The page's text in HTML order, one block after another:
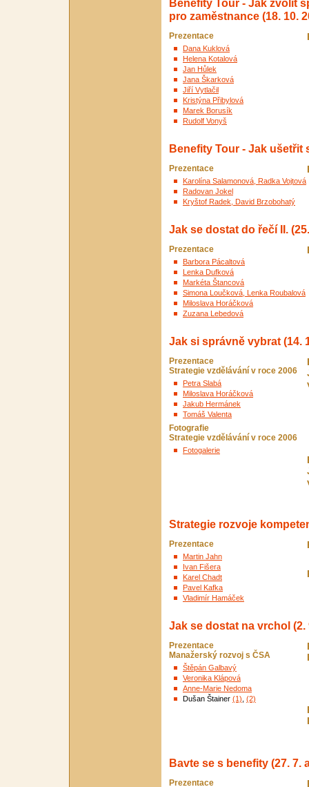
Benefity Tour - Jak zvolit
pro zaměstnance (18. 10.
Prezentace
Dana Kuklová
Helena Kotalová
Jan Hůlek
Jana Škarková
Jiří Vytlačil
Kristýna Přibylová
Marek Borusík
Rudolf Vonyš
Benefity Tour - Jak ušetřit
Prezentace
Karolína Salamonová, Radka Vojtová
Radovan Jokel
Kryštof Radek, David Brzobohatý
Jak se dostat do řečí II.
Prezentace
Barbora Pácaltová
Lenka Dufková
Markéta Štancová
Simona Loučková, Lenka Roubalová
Miloslava Horáčková
Zuzana Lebedová
Jak si správně vybrat (14.
Prezentace
Strategie vzdělávání v roce 2006
Petra Slabá
Miloslava Horáčková
Jakub Hermánek
Tomáš Valenta
Fotografie
Strategie vzdělávání v roce 2006
Fotogalerie
Strategie rozvoje
Prezentace
Martin Jahn
Ivan Fišera
Karel Chadt
Pavel Kafka
Vladimír Hamáček
Jak se dostat na vrchol (2.
Prezentace
Manažerský rozvoj s ČSA
Štěpán Galbavý
Veronika Klápová
Anne-Marie Nedoma
Dušan Štainer (1) (2)
Bavte se s benefity (27. 7.
Prezentace